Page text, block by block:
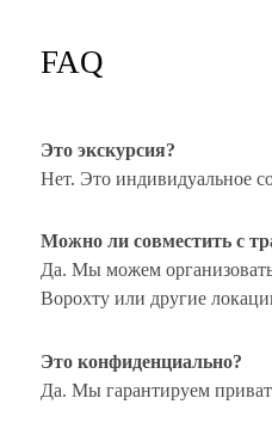
FAQ
Это экскурсия?
Нет. Это индивидуальное
Можно ли совместить с
Да. Мы можем
Ворохту или другие
Это конфиденциально?
Да. Мы гарантируем